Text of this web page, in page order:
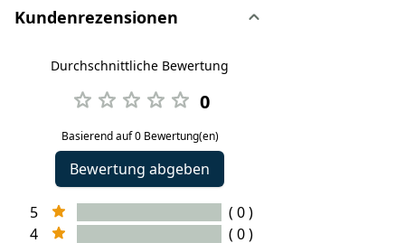
Kundenrezensionen
Durchschnittliche Bewertung
0
Basierend auf 0 Bewertung(en)
Bewertung abgeben
5
( 0 )
4
( 0 )